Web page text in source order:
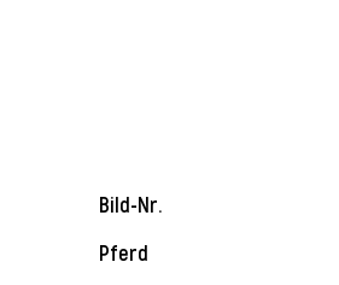
Bild-Nr.
Pferd